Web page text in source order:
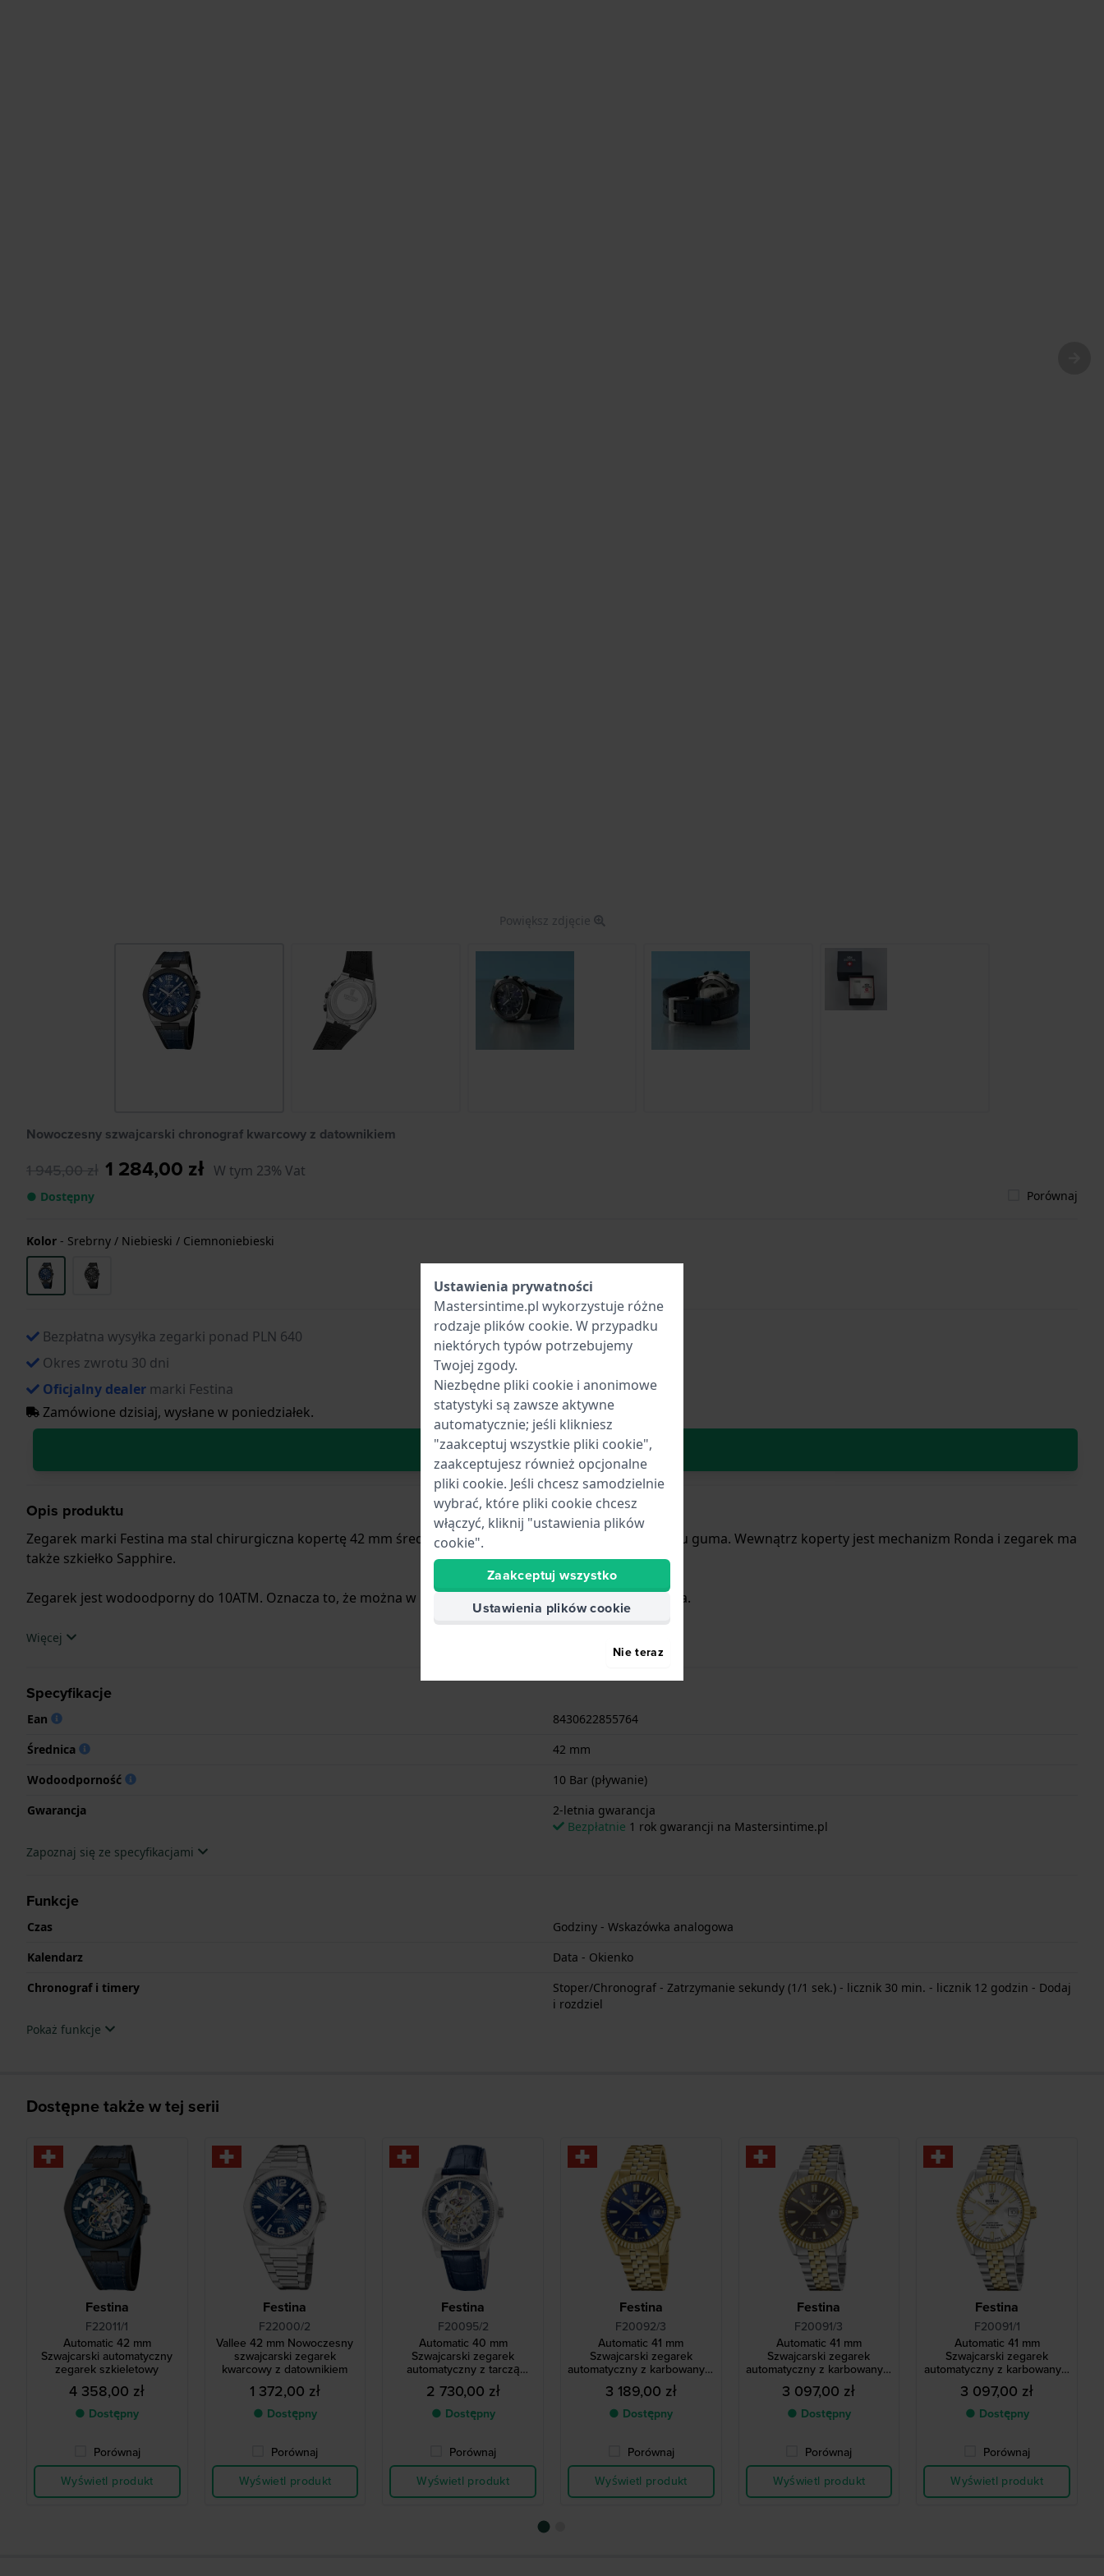
Powiększ zdjęcie
Nowoczesny szwajcarski chronograf kwarcowy z datownikiem
1 945,00 zł 1 284,00 zł W tym 23% Vat
● Dostępny Porównaj
Kolor - Srebrny / Niebieski / Ciemnoniebieski
Bezpłatna wysyłka zegarki ponad PLN 640
Okres zwrotu 30 dni
Oficjalny dealer marki Festina
Zamówione dzisiaj, wysłane w poniedziałek.
W Koszyku
Opis produktu
Zegarek marki Festina ma stal chirurgiczna kopertę 42 mm średnicy i jest wyposażony w pasek z materiału guma. Wewnątrz koperty jest mechanizm Ronda i zegarek ma
także szkiełko Sapphire.
Zegarek jest wodoodporny do 10ATM. Oznacza to, że można w nim pływać. Zegarek ma 2-letnia gwarancja.
.Więcej
Specyfikacje
Ean
8430622855764
Średnica
42 mm
Wodoodporność
10 Bar (pływanie)
Gwarancja
2-letnia gwarancja
Bezpłatnie 1 rok gwarancji na Mastersintime.pl
Zapoznaj się ze specyfikacjami
Funkcje
Czas
Godziny - Wskazówka analogowa
Kalendarz
Data - Okienko
Chronograf i timery
Stoper/Chronograf - Zatrzymanie sekundy (1/1 sek.) - licznik 30 min. - licznik 12 godzin - Dodaj
i rozdziel
Pokaż funkcje
Dostępne także w tej serii
Festina
F22011/1
Automatic 42 mm
Szwajcarski automatyczny
zegarek szkieletowy
4 358,00 zł
● Dostępny
Porównaj
Wyświetl produkt
Festina
F22000/2
Vallee 42 mm Nowoczesny
szwajcarski zegarek
kwarcowy z datownikiem
1 372,00 zł
● Dostępny
Porównaj
Wyświetl produkt
Festina
F20095/2
Automatic 40 mm
Szwajcarski zegarek
automatyczny z tarczą
szkieletową
2 730,00 zł
● Dostępny
Porównaj
Wyświetl produkt
Festina
F20092/3
Automatic 41 mm
Szwajcarski zegarek
automatyczny z karbowanym
bezelem i datownikiem
3 189,00 zł
● Dostępny
Porównaj
Wyświetl produkt
Festina
F20091/3
Automatic 41 mm
Szwajcarski zegarek
automatyczny z karbowanym
bezelem i datownikiem
3 097,00 zł
● Dostępny
Porównaj
Wyświetl produkt
Festina
F20091/1
Automatic 41 mm
Szwajcarski zegarek
automatyczny z karbowanym
bezelem i datownikiem
3 097,00 zł
● Dostępny
Porównaj
Wyświetl produkt
Ustawienia prywatności
Mastersintime.pl wykorzystuje różne
rodzaje plików cookie. W przypadku
niektórych typów potrzebujemy
Twojej zgody.
Niezbędne pliki cookie i anonimowe
statystyki są zawsze aktywne
automatycznie; jeśli klikniesz
"zaakceptuj wszystkie pliki cookie",
zaakceptujesz również opcjonalne
pliki cookie. Jeśli chcesz samodzielnie
wybrać, które pliki cookie chcesz
włączyć, kliknij "ustawienia plików
cookie".
Zaakceptuj wszystko
Ustawienia plików cookie
Nie teraz